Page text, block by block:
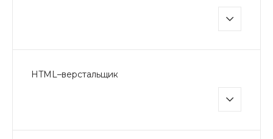
HTML–верстальщик